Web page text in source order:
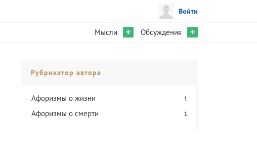
Войти
Мысли + Обсуждения +
Рубрикатор автора
Афоризмы о жизни 1
Афоризмы о смерти 1